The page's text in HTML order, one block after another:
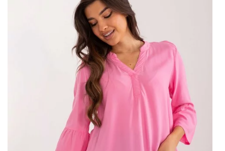
Velkoobchod se spodním prádlem je místo, kde maloobchodní
prodejny a jednotliví zákazníci mohou nakupovat
ve velkém množství, často za mnohem nižší
ceny, než kdyby kupovali jednotlivé kusy. Velkoobchodníci,
jako je tento, nabízejí různé styly, barvy a velikosti, což vám
dává příležitost najít perfektní sortiment spodního prádla a
oblečení pro každou ženu.
Čím vyniká náš velkoobchod
spodního prádla?
Náš velkoobchod vyniká od ostatních širokým sortimentem
vysoce kvalitních produktů. Nabízíme různé styly, od